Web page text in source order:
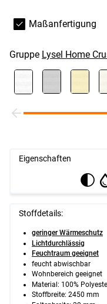
Maßanfertigung
Gruppe Lysel Home
Eigenschaften
Stoffdetails:
geringer Wärmeschutz
Lichtdurchlässig
Feuchtraum geeignet
feucht abwischbar
Wohnbereich geeignet
Material: 100%
Stoffbreite: 2450 mm